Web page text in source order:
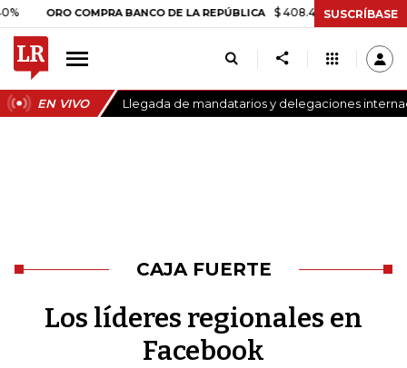
ORO COMPRA BANCO DE LA REPÚBLICA $ 408.498,97 +$ 8.753,81
SUSCRÍBASE
EN VIVO Llegada de mandatarios y delegaciones
CAJA FUERTE
Los líderes regionales en
Facebook